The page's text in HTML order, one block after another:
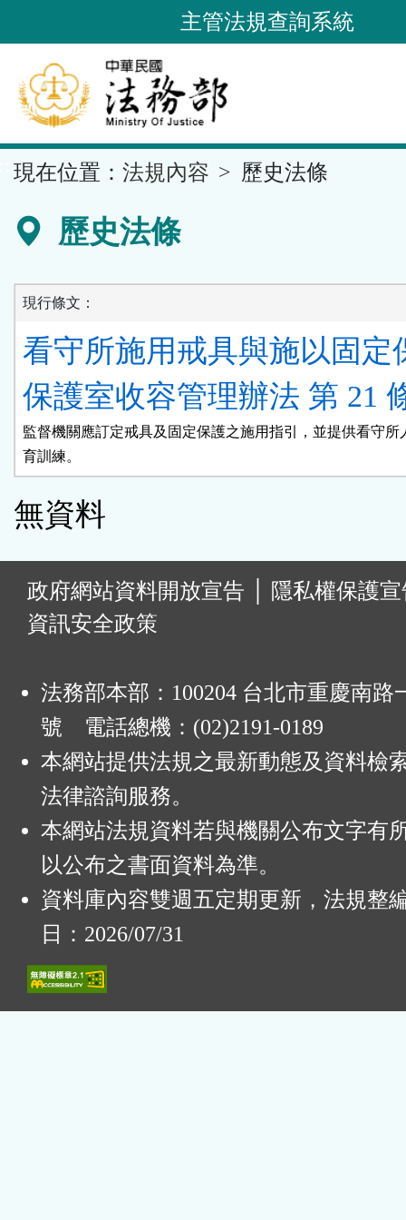
到
要
內
容
區
主管法規查詢系統
現在位置： 法規內容 歷史法條
歷史法條
現行條文：
看守所施用戒具與施以固定
保護室收容管理辦法 第 21
監督機關應訂定戒具及固定保護之施用指引，並提供看守所
育訓練。
無資料
政府網站資料開放宣告
隱私權保護
資訊安全政策
法務部本部：100204 台北市重慶南路
號 電話總機：(02)2191-0189
本網站提供法規之最新動態及資料檢
法律諮詢服務。
本網站法規資料若與機關公布文字有
以公布之書面資料為準。
資料庫內容雙週五定期更新，法規整
日：2026/07/31